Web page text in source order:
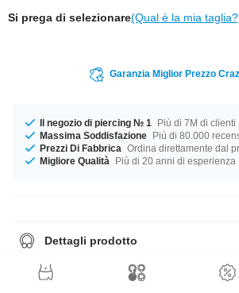
Si prega di selezionare(Qual è la mia
Garanzia Miglior Prezzo
Il negozio di piercing № 1
Più di 7M di clienti
Massima Soddisfazione Più di 80.000
Prezzi Di Fabbrica Ordina direttamente dal
Migliore Qualità
Più di 20 anni di esperienza
Dettagli prodotto
Questo plug può essere descritto in poche
moderno
.